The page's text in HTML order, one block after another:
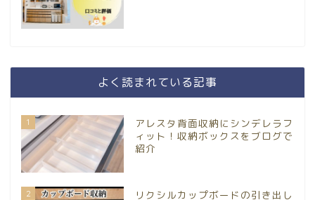
よく読まれている記事
1
アレスタ背面収納にシンデレラフ
ィット！収納ボックスをブログで
紹介
2
リクシルカップボードの引き出し